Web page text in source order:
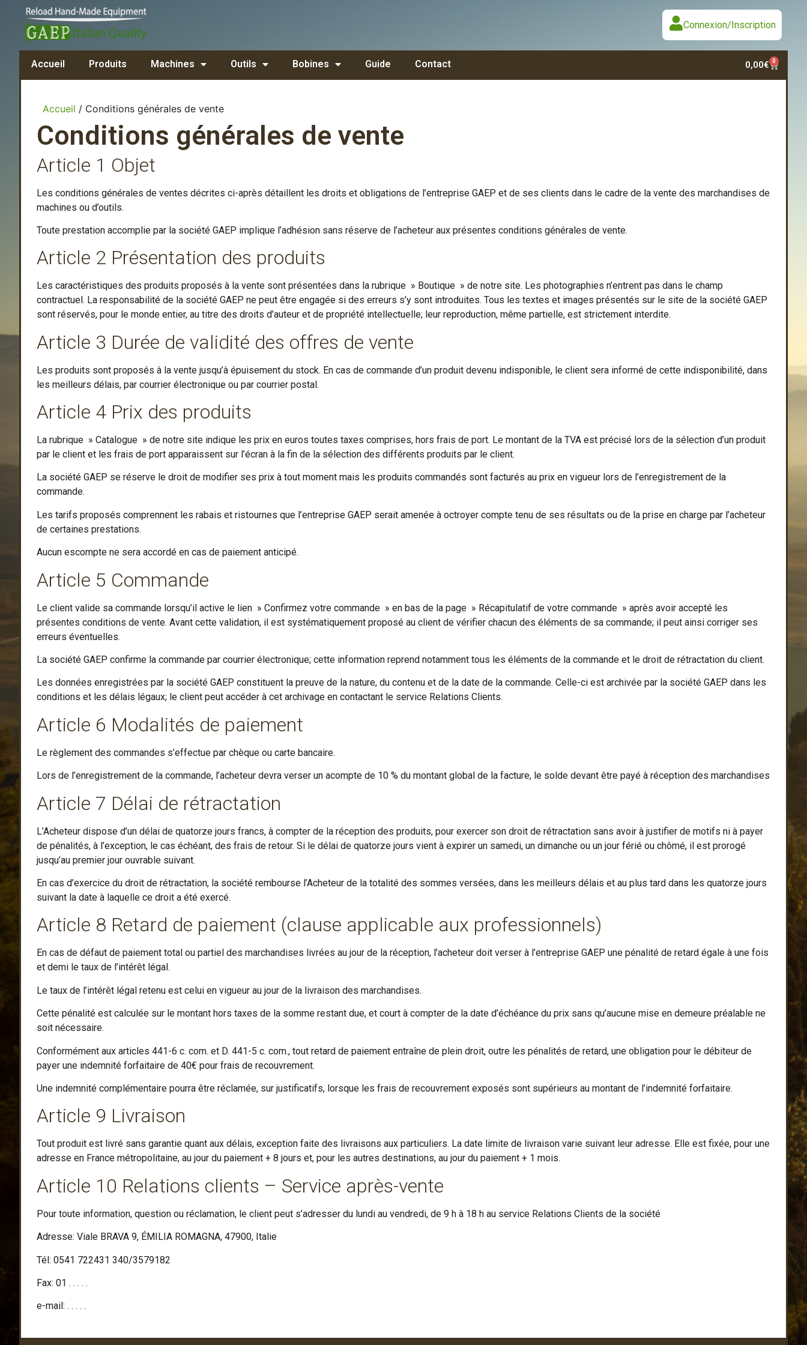
Connexion/Inscription
Accueil Produits Machines Outils Bobines Guide Contact 0,00€ 0
Accueil / Conditions générales de vente
Conditions générales de vente
Article 1 Objet
Les conditions générales de ventes décrites ci-après détaillent les droits et obligations de l’entreprise GAEP et de ses clients dans le cadre de la vente des marchandises de
machines ou d’outils.
Toute prestation accomplie par la société GAEP implique l’adhésion sans réserve de l’acheteur aux présentes conditions générales de vente.
Article 2 Présentation des produits
Les caractéristiques des produits proposés à la vente sont présentées dans la rubrique » Boutique » de notre site. Les photographies n’entrent pas dans le champ
contractuel. La responsabilité de la société GAEP ne peut être engagée si des erreurs s’y sont introduites. Tous les textes et images présentés sur le site de la société GAEP
sont réservés, pour le monde entier, au titre des droits d’auteur et de propriété intellectuelle; leur reproduction, même partielle, est strictement interdite.
Article 3 Durée de validité des offres de vente
Les produits sont proposés à la vente jusqu’à épuisement du stock. En cas de commande d’un produit devenu indisponible, le client sera informé de cette indisponibilité, dans
les meilleurs délais, par courrier électronique ou par courrier postal.
Article 4 Prix des produits
La rubrique » Catalogue » de notre site indique les prix en euros toutes taxes comprises, hors frais de port. Le montant de la TVA est précisé lors de la sélection d’un produit
par le client et les frais de port apparaissent sur l’écran à la fin de la sélection des différents produits par le client.
La société GAEP se réserve le droit de modifier ses prix à tout moment mais les produits commandés sont facturés au prix en vigueur lors de l’enregistrement de la
commande.
Les tarifs proposés comprennent les rabais et ristournes que l’entreprise GAEP serait amenée à octroyer compte tenu de ses résultats ou de la prise en charge par l’acheteur
de certaines prestations.
Aucun escompte ne sera accordé en cas de paiement anticipé.
Article 5 Commande
Le client valide sa commande lorsqu’il active le lien » Confirmez votre commande » en bas de la page » Récapitulatif de votre commande » après avoir accepté les
présentes conditions de vente. Avant cette validation, il est systématiquement proposé au client de vérifier chacun des éléments de sa commande; il peut ainsi corriger ses
erreurs éventuelles.
La société GAEP confirme la commande par courrier électronique; cette information reprend notamment tous les éléments de la commande et le droit de rétractation du client.
Les données enregistrées par la société GAEP constituent la preuve de la nature, du contenu et de la date de la commande. Celle-ci est archivée par la société GAEP dans les
conditions et les délais légaux; le client peut accéder à cet archivage en contactant le service Relations Clients.
Article 6 Modalités de paiement
Le règlement des commandes s’effectue par chèque ou carte bancaire.
Lors de l’enregistrement de la commande, l’acheteur devra verser un acompte de 10 % du montant global de la facture, le solde devant être payé à réception des marchandises
Article 7 Délai de rétractation
L’Acheteur dispose d’un délai de quatorze jours francs, à compter de la réception des produits, pour exercer son droit de rétractation sans avoir à justifier de motifs ni à payer
de pénalités, à l’exception, le cas échéant, des frais de retour. Si le délai de quatorze jours vient à expirer un samedi, un dimanche ou un jour férié ou chômé, il est prorogé
jusqu’au premier jour ouvrable suivant.
En cas d’exercice du droit de rétractation, la société rembourse l’Acheteur de la totalité des sommes versées, dans les meilleurs délais et au plus tard dans les quatorze jours
suivant la date à laquelle ce droit a été exercé.
Article 8 Retard de paiement (clause applicable aux professionnels)
En cas de défaut de paiement total ou partiel des marchandises livrées au jour de la réception, l’acheteur doit verser à l’entreprise GAEP une pénalité de retard égale à une fois
et demi le taux de l’intérêt légal.
Le taux de l’intérêt légal retenu est celui en vigueur au jour de la livraison des marchandises.
Cette pénalité est calculée sur le montant hors taxes de la somme restant due, et court à compter de la date d’échéance du prix sans qu’aucune mise en demeure préalable ne
soit nécessaire.
Conformément aux articles 441-6 c. com. et D. 441-5 c. com., tout retard de paiement entraîne de plein droit, outre les pénalités de retard, une obligation pour le débiteur de
payer une indemnité forfaitaire de 40€ pour frais de recouvrement.
Une indemnité complémentaire pourra être réclamée, sur justificatifs, lorsque les frais de recouvrement exposés sont supérieurs au montant de l’indemnité forfaitaire.
Article 9 Livraison
Tout produit est livré sans garantie quant aux délais, exception faite des livraisons aux particuliers. La date limite de livraison varie suivant leur adresse. Elle est fixée, pour une
adresse en France métropolitaine, au jour du paiement + 8 jours et, pour les autres destinations, au jour du paiement + 1 mois.
Article 10 Relations clients – Service après-vente
Pour toute information, question ou réclamation, le client peut s’adresser du lundi au vendredi, de 9 h à 18 h au service Relations Clients de la société
Adresse: Viale BRAVA 9, ÉMILIA ROMAGNA, 47900, Italie
Tél: 0541 722431 340/3579182
Fax: 01 . . . . .
e-mail: . . . . .